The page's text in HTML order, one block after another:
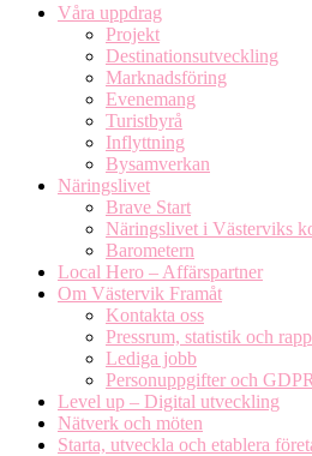
Våra uppdrag
Projekt
Destinationsutveckling
Marknadsföring
Evenemang
Turistbyrå
Inflyttning
Bysamverkan
Näringslivet
Brave Start
Näringslivet i Västerviks
Barometern
Local Hero – Affärspartner
Om Västervik Framåt
Kontakta oss
Pressrum, statistik och
Lediga jobb
Personuppgifter och GDPR
Level up – Digital utveckling
Nätverk och möten
Starta, utveckla och etablera